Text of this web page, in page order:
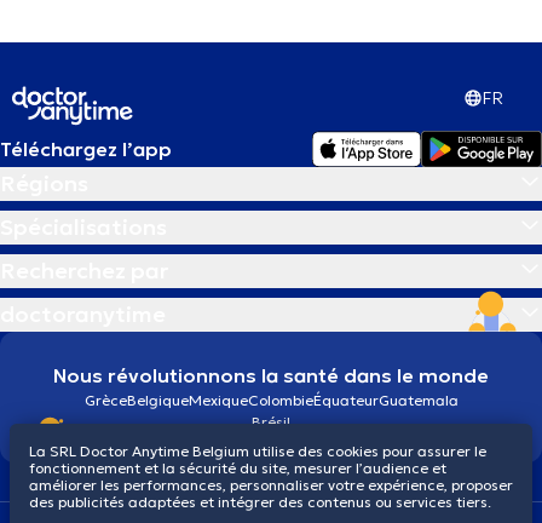
FR
Téléchargez l’app
Nous révolutionnons la santé dans le monde
GrèceBelgiqueMexiqueColombieÉquateurGuatemala
Brésil
La SRL Doctor Anytime Belgium utilise des cookies pour assurer le
fonctionnement et la sécurité du site, mesurer l’audience et
améliorer les performances, personnaliser votre expérience, proposer
des publicités adaptées et intégrer des contenus ou services tiers.